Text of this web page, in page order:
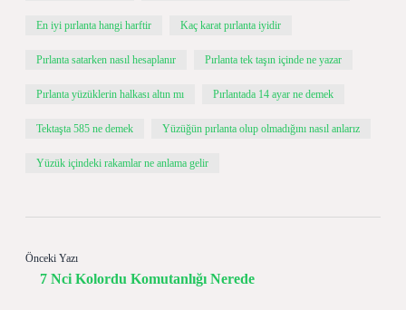
En iyi pırlanta hangi harftir Kaç karat pırlanta iyidir
Pırlanta satarken nasıl hesaplanır Pırlanta tek taşın içinde ne yazar
Pırlanta yüzüklerin halkası altın mı Pırlantada 14 ayar ne demek
Tektaşta 585 ne demek Yüzüğün pırlanta olup olmadığını nasıl anlarız
Yüzük içindeki rakamlar ne anlama gelir
Önceki Yazı
7 Nci Kolordu Komutanlığı Nerede